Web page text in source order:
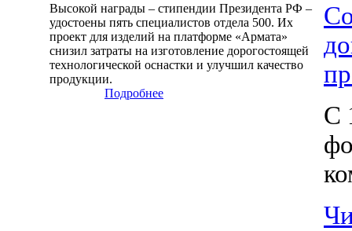
Высокой награды – стипендии Президента РФ –
удостоены пять специалистов отдела 500. Их
проект для изделий на платформе «Армата»
снизил затраты на изготовление дорогостоящей
технологической оснастки и улучшил качество
продукции.
Подробнее
С